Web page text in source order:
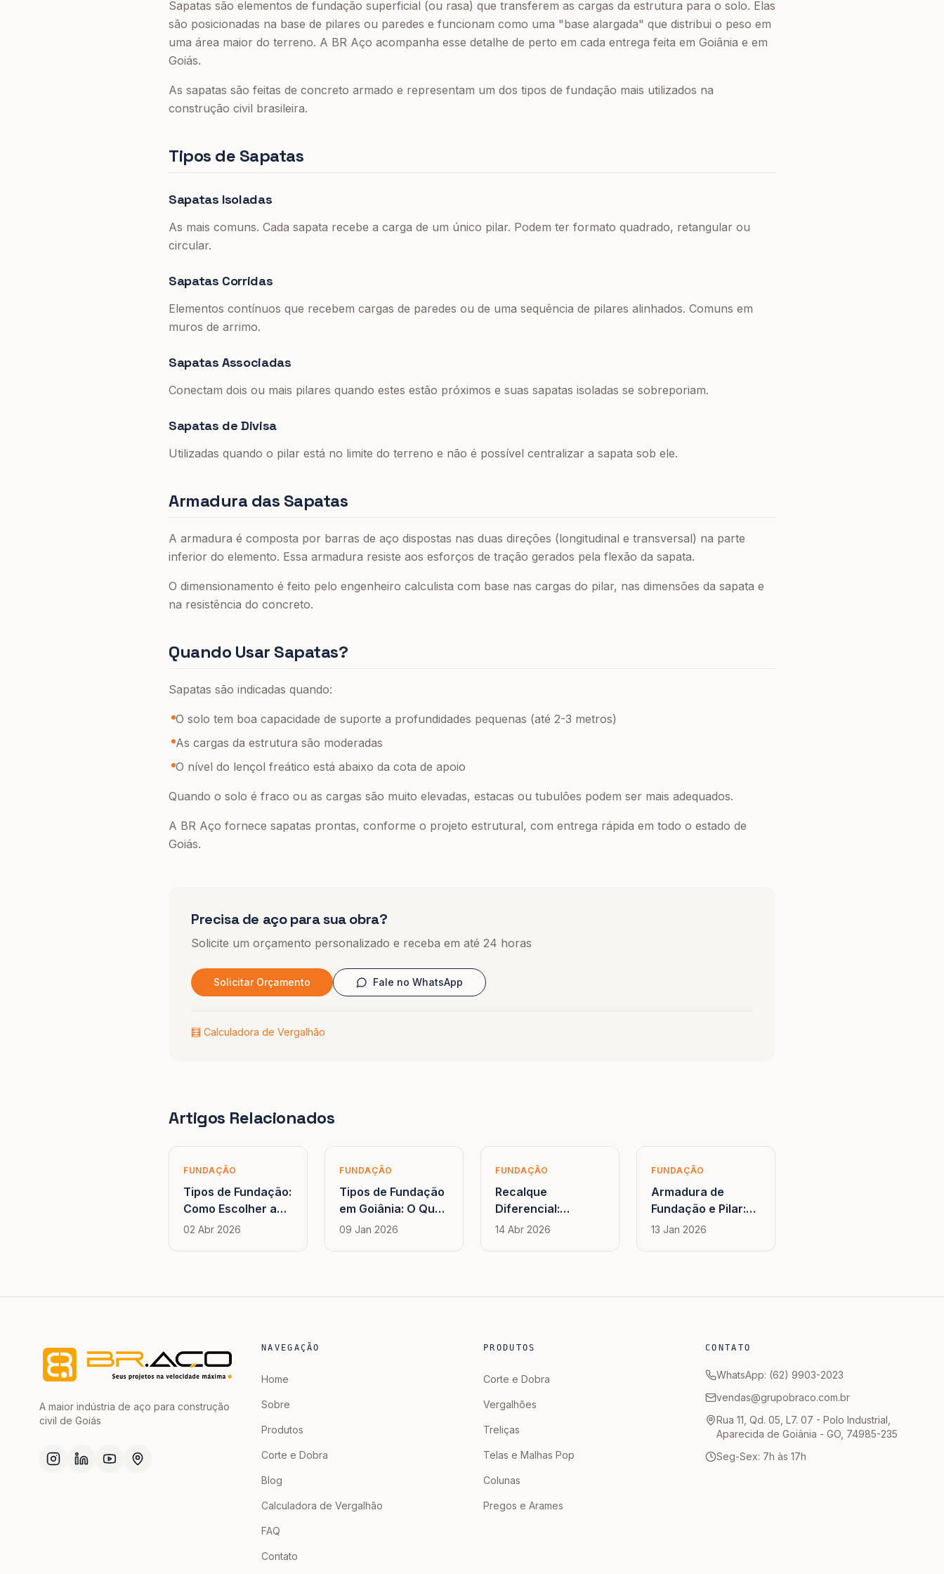
Sapatas são elementos de fundação superficial (ou rasa) que transferem as cargas da estrutura para o solo. Elas
são posicionadas na base de pilares ou paredes e funcionam como uma "base alargada" que distribui o peso em
uma área maior do terreno. A BR Aço acompanha esse detalhe de perto em cada entrega feita em Goiânia e em
Goiás.
As sapatas são feitas de concreto armado e representam um dos tipos de fundação mais utilizados na
construção civil brasileira.
Tipos de Sapatas
Sapatas Isoladas
As mais comuns. Cada sapata recebe a carga de um único pilar. Podem ter formato quadrado, retangular ou
circular.
Sapatas Corridas
Elementos contínuos que recebem cargas de paredes ou de uma sequência de pilares alinhados. Comuns em
muros de arrimo.
Sapatas Associadas
Conectam dois ou mais pilares quando estes estão próximos e suas sapatas isoladas se sobreporiam.
Sapatas de Divisa
Utilizadas quando o pilar está no limite do terreno e não é possível centralizar a sapata sob ele.
Armadura das Sapatas
A armadura é composta por barras de aço dispostas nas duas direções (longitudinal e transversal) na parte
inferior do elemento. Essa armadura resiste aos esforços de tração gerados pela flexão da sapata.
O dimensionamento é feito pelo engenheiro calculista com base nas cargas do pilar, nas dimensões da sapata e
na resistência do concreto.
Quando Usar Sapatas?
Sapatas são indicadas quando:
O solo tem boa capacidade de suporte a profundidades pequenas (até 2-3 metros)
As cargas da estrutura são moderadas
O nível do lençol freático está abaixo da cota de apoio
Quando o solo é fraco ou as cargas são muito elevadas, estacas ou tubulões podem ser mais adequados.
A BR Aço fornece sapatas prontas, conforme o projeto estrutural, com entrega rápida em todo o estado de
Goiás.
Precisa de aço para sua obra?
Solicite um orçamento personalizado e receba em até 24 horas
Solicitar Orçamento Fale no WhatsApp
🧮 Calculadora de Vergalhão
Artigos Relacionados
FUNDAÇÃO
Tipos de Fundação:
Como Escolher a
Solução Certa para
02 Abr 2026
FUNDAÇÃO
Tipos de Fundação
em Goiânia: O Que
Funciona Melhor no
09 Jan 2026
FUNDAÇÃO
Recalque
Diferencial:
Causas,
14 Abr 2026
FUNDAÇÃO
Armadura de
Fundação e Pilar:
Como a Estrutura
13 Jan 2026
A maior indústria de aço para construção
civil de Goiás
NAVEGAÇÃO
Home
Sobre
Produtos
Corte e Dobra
Blog
Calculadora de Vergalhão
FAQ
Contato
PRODUTOS
Corte e Dobra
Vergalhões
Treliças
Telas e Malhas Pop
Colunas
Pregos e Arames
CONTATO
WhatsApp: (62) 9903-2023
vendas@grupobraco.com.br
Rua 11, Qd. 05, L7. 07 - Polo Industrial,
Aparecida de Goiânia - GO, 74985-235
Seg-Sex: 7h às 17h